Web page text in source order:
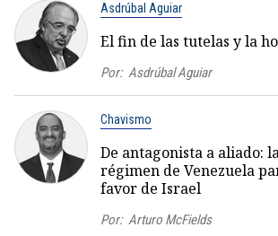
Asdrúbal Aguiar
El fin de las tutelas y la
Por: Asdrúbal Aguiar
Chavismo
De antagonista a aliado:
régimen de Venezuela
favor de Israel
Por: Arturo McFields